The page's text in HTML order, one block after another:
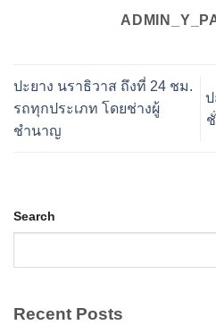
ปะยาง นราธิวาส ถึงที่ 24 ชม.
รถทุกประเภท โดยช่างผู้
ชำนาญ
Search
Recent Posts